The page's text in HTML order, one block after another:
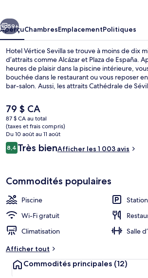
Suivant
59+
AperçuChambresEmplacementPolitiques
Hotel Vértice Sevilla se trouve à moins de dix
d’attraits comme Alcázar et Plaza de España.
heures de plaisir dans la piscine intérieure,
bouchée dans le restaurant ou vous reposer
bar-salon. Aussi, les attraits Cathédrale de
Les autres voyageurs apprécient vraiment le
Le
prix
actuel
est
de 79 $ CA
79 $ CA
87 $ CA au total
(taxes et frais compris)
Du 10 août au 11 août
Avis
8,48,4 sur 10 –
Très bienAfficher les 1 003 avis
Commodités populaires
Piscine
Wi-Fi gratuit
Climatisation
Salle
Afficher tout
Commodités principales (12)